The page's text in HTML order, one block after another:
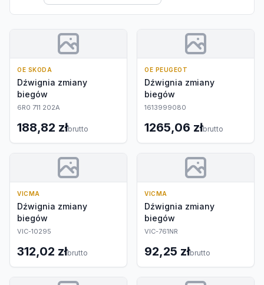
OE SKODA
Dźwignia zmiany
biegów
6R0 711 202A
188,82 złbrutto
OE PEUGEOT
Dźwignia zmiany
biegów
1613999080
1265,06 złbrutto
VICMA
Dźwignia zmiany
biegów
VIC-10295
312,02 złbrutto
VICMA
Dźwignia zmiany
biegów
VIC-761NR
92,25 złbrutto